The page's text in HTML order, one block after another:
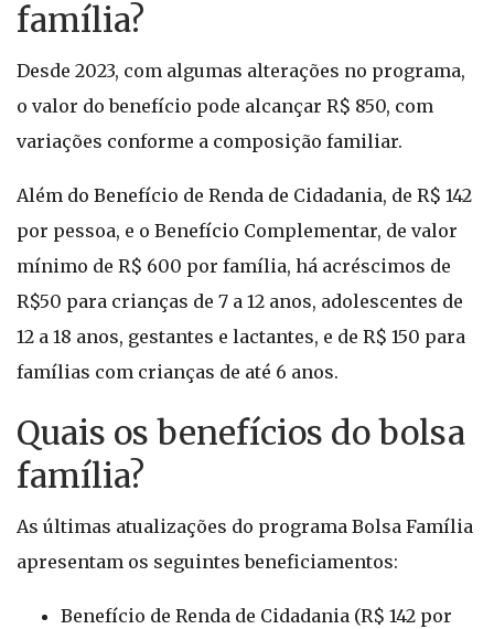
família?
Desde 2023, com algumas alterações no programa,
o valor do benefício pode alcançar R$ 850, com
variações conforme a composição familiar.
Além do Benefício de Renda de Cidadania, de R$ 142
por pessoa, e o Benefício Complementar, de valor
mínimo de R$ 600 por família, há acréscimos de
R$50 para crianças de 7 a 12 anos, adolescentes de
12 a 18 anos, gestantes e lactantes, e de R$ 150 para
famílias com crianças de até 6 anos.
Quais os benefícios do bolsa
família?
As últimas atualizações do programa Bolsa Família
apresentam os seguintes beneficiamentos:
Benefício de Renda de Cidadania (R$ 142 por